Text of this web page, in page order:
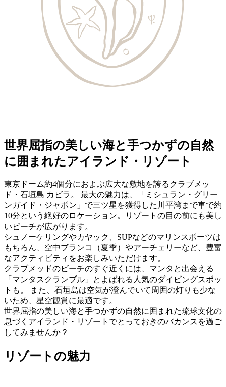
世界屈指の美しい海と手つかずの自然
に囲まれたアイランド・リゾート
東京ドーム約4個分におよぶ広大な敷地を誇るクラブメッ
ド・石垣島 カビラ。 最大の魅力は、「ミシュラン・グリー
ンガイド・ジャポン」で三ツ星を獲得した川平湾まで車で約
10分という絶好のロケーション。リゾートの目の前にも美し
いビーチが広がります。
シュノーケリングやカヤック、SUPなどのマリンスポーツは
もちろん、空中ブランコ（夏季）やアーチェリーなど、豊富
なアクティビティをお楽しみいただけます。
クラブメッドのビーチのすぐ近くには、マンタと出会える
「マンタスクランブル」とよばれる人気のダイビングスポッ
トも。 また、石垣島は空気が澄んでいて周囲の灯りも少な
いため、星空観賞に最適です。
世界屈指の美しい海と手つかずの自然に囲まれた琉球文化の
息づくアイランド・リゾートでとっておきのバカンスを過ご
してみませんか？
リゾートの魅力